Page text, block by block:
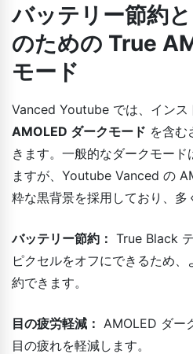
バッテリー節約
のための True
モード
Vanced Youtube では、インス
AMOLED ダークモード を含む
きます。一般的なダークモー
ますが、Youtube Vanced の
粋な黒背景を採用しており、多
バッテリー節約： True Black
ピクセルをオフにできるため
約できます。
目の疲労軽減： AMOLED ダー
目の疲れを軽減します。